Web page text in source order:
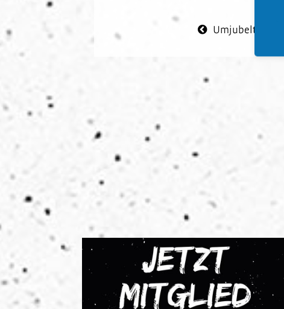
Umjubelter